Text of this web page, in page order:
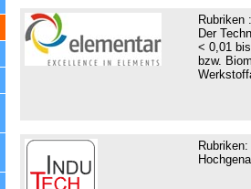
Rubriken :
Der
< 0,01
bzw.
Rubriken: